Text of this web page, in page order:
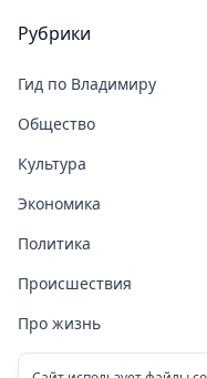
Рубрики
Гид по Владимиру
Общество
Культура
Экономика
Политика
Происшествия
Про жизнь
Здоровье